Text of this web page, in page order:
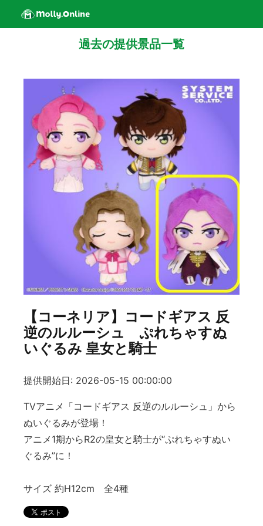
過去の提供景品一覧
【コーネリア】コードギアス 反
逆のルルーシュ ぷれちゃすぬ
いぐるみ 皇女と騎士
提供開始日: 2026-05-15 00:00:00
TVアニメ「コードギアス 反逆のルルーシュ」から
ぬいぐるみが登場！
アニメ1期からR2の皇女と騎士が“ぷれちゃすぬい
ぐるみ”に！
サイズ 約H12cm 全4種